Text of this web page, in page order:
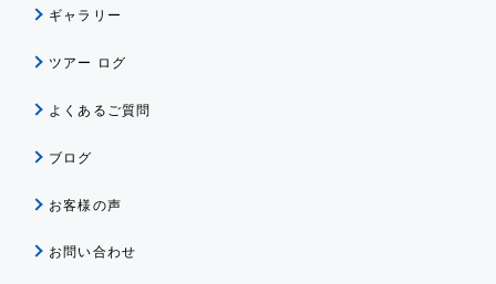
ギャラリー
ツアー ログ
よくあるご質問
ブログ
お客様の声
お問い合わせ